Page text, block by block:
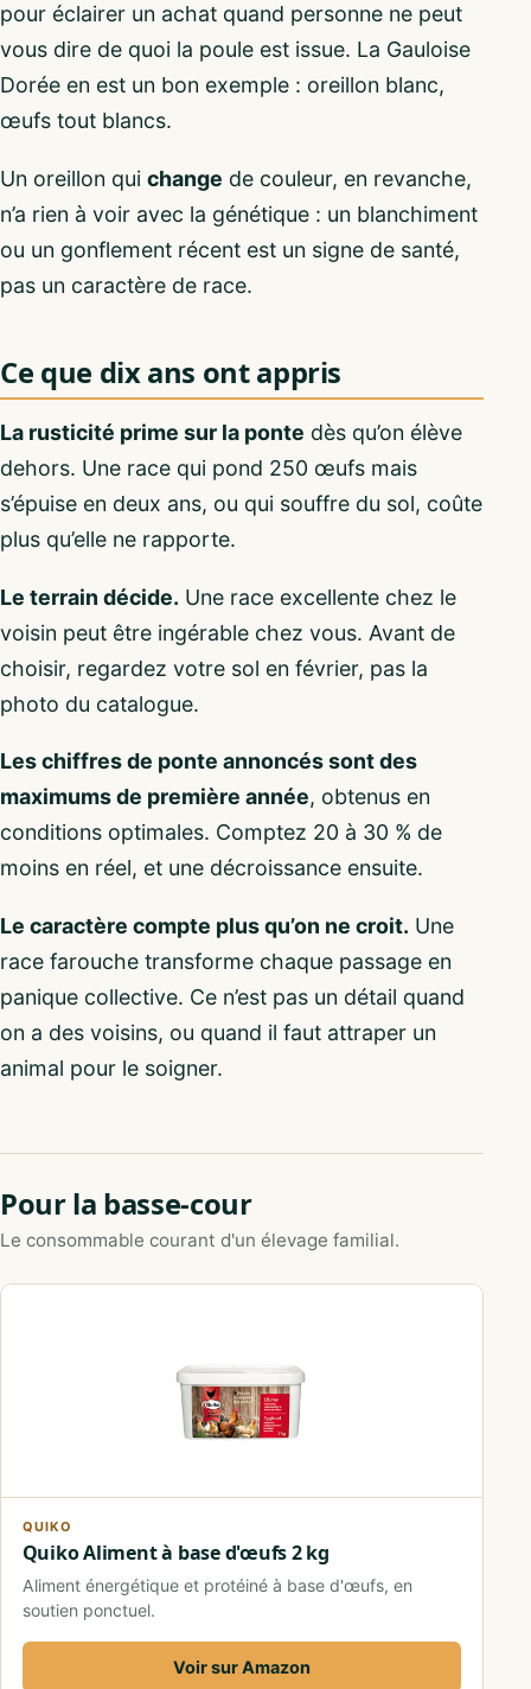
pour éclairer un achat quand personne ne peut
vous dire de quoi la poule est issue. La Gauloise
Dorée en est un bon exemple : oreillon blanc,
œufs tout blancs.
Un oreillon qui change de couleur, en revanche,
n’a rien à voir avec la génétique : un blanchiment
ou un gonflement récent est un signe de santé,
pas un caractère de race.
Ce que dix ans ont appris
La rusticité prime sur la ponte dès qu’on élève
dehors. Une race qui pond 250 œufs mais
s’épuise en deux ans, ou qui souffre du sol, coûte
plus qu’elle ne rapporte.
Le terrain décide. Une race excellente chez le
voisin peut être ingérable chez vous. Avant de
choisir, regardez votre sol en février, pas la
photo du catalogue.
Les chiffres de ponte annoncés sont des
maximums de première année, obtenus en
conditions optimales. Comptez 20 à 30 % de
moins en réel, et une décroissance ensuite.
Le caractère compte plus qu’on ne croit. Une
race farouche transforme chaque passage en
panique collective. Ce n’est pas un détail quand
on a des voisins, ou quand il faut attraper un
animal pour le soigner.
Pour la basse-cour
Le consommable courant d'un élevage familial.
QUIKO
Quiko Aliment à base d'œufs 2 kg
Aliment énergétique et protéiné à base d'œufs, en
soutien ponctuel.
Voir sur Amazon